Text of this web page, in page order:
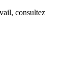
, consultez